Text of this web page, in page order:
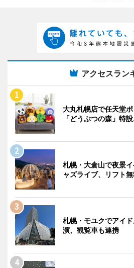
アクセスラン
大丸札幌店で任天堂
「どうぶつの森」特
札幌・大倉山で夜景
ャズライブ、リフト
札幌・モユクでアイ
演、観覧車も連携